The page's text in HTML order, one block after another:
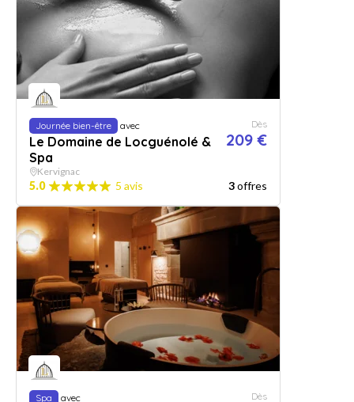
Journée bien-être avec
Le Domaine de Locguénolé &
Spa
Dès
209 €
Kervignac
5.0 5 avis 3offres
Spa avec Dès